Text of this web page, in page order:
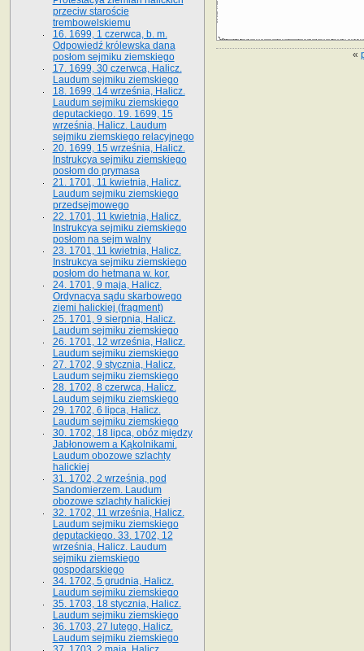
«
przeciw staroście
trembowelskiemu
16. 1699, 1 czerwca, b. m.
Odpowiedź królewska dana
posłom sejmiku ziemskiego
17. 1699, 30 czerwca, Halicz.
Laudum sejmiku ziemskiego
18. 1699, 14 września, Halicz.
Laudum sejmiku ziemskiego
deputackiego. 19. 1699, 15
września, Halicz. Laudum
sejmiku ziemskiego relacyjnego
20. 1699, 15 września, Halicz.
Instrukcya sejmiku ziemskiego
posłom do prymasa
21. 1701, 11 kwietnia, Halicz.
Laudum sejmiku ziemskiego
przedsejmowego
22. 1701, 11 kwietnia, Halicz.
Instrukcya sejmiku ziemskiego
posłom na sejm walny
23. 1701, 11 kwietnia, Halicz.
Instrukcya sejmiku ziemskiego
posłom do hetmana w. kor.
24. 1701, 9 maja, Halicz.
Ordynacya sądu skarbowego
ziemi halickiej (fragment)
25. 1701, 9 sierpnia, Halicz.
Laudum sejmiku ziemskiego
26. 1701, 12 września, Halicz.
Laudum sejmiku ziemskiego
27. 1702, 9 stycznia, Halicz.
Laudum sejmiku ziemskiego
28. 1702, 8 czerwca, Halicz.
Laudum sejmiku ziemskiego
29. 1702, 6 lipca, Halicz.
Laudum sejmiku ziemskiego
30. 1702, 18 lipca, obóz między
Jabłonowem a Kąkolnikami.
Laudum obozowe szlachty
halickiej
31. 1702, 2 września, pod
Sandomierzem. Laudum
obozowe szlachty halickiej
32. 1702, 11 września, Halicz.
Laudum sejmiku ziemskiego
deputackiego. 33. 1702, 12
września, Halicz. Laudum
sejmiku ziemskiego
gospodarskiego
34. 1702, 5 grudnia, Halicz.
Laudum sejmiku ziemskiego
35. 1703, 18 stycznia, Halicz.
Laudum sejmiku ziemskiego
36. 1703, 27 lutego, Halicz.
Laudum sejmiku ziemskiego